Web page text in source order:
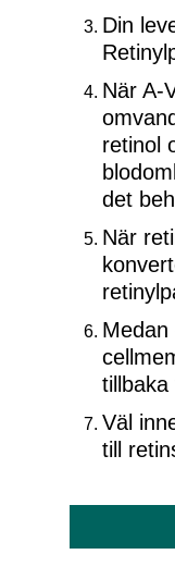
Din
När A-
retinol
det
När
Medan
tillbaka
Väl
till